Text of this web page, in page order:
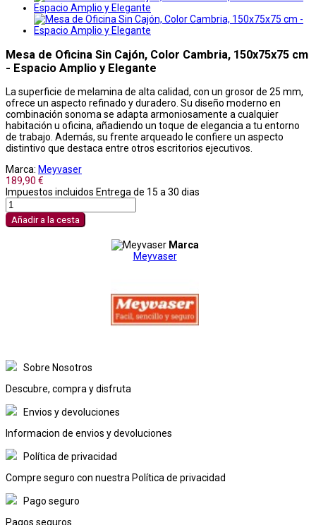
Mesa de Oficina Sin Cajón, Color Cambria, 150x75x75 cm
- Espacio Amplio y Elegante
La superficie de melamina de alta calidad, con un grosor de 25 mm,
ofrece un aspecto refinado y duradero. Su diseño moderno en
combinación sonoma se adapta armoniosamente a cualquier
habitación u oficina, añadiendo un toque de elegancia a tu entorno
de trabajo. Además, su frente arqueado le confiere un aspecto
distintivo que destaca entre otros escritorios ejecutivos.
Marca: Meyvaser
189,90 €
Impuestos incluidos Entrega de 15 a 30 dias
Añadir a la cesta
Marca
Meyvaser
Sobre Nosotros
Descubre, compra y disfruta
Envios y devoluciones
Informacion de envios y devoluciones
Política de privacidad
Compre seguro con nuestra Política de privacidad
Pago seguro
Pagos seguros